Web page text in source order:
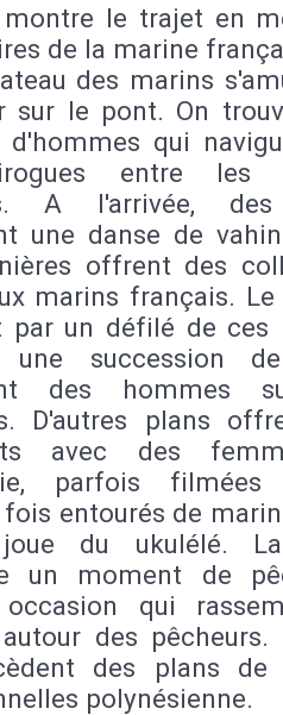
le trajet en
de la marine
des marins
sur le pont. On
d'hommes qui
entre les
A l'arrivée,
une danse de
offrent des
marins français.
par un défilé de ces
une succession
des hommes
D'autres plans
avec des
parfois filmées
fois entourés de
du ukulélé.
un moment de
occasion qui
des pêcheurs.
des plans de
polynésienne.